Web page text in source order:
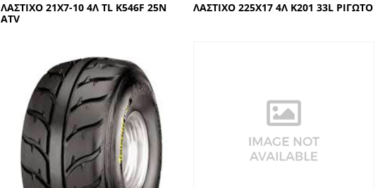
ΛΑΣΤΙΧΟ 21Χ7-10 4Λ TL K546F 25N
ATV
ΛΑΣΤΙΧΟ 225Χ17 4Λ Κ201 33L ΡΙΓΩΤΟ